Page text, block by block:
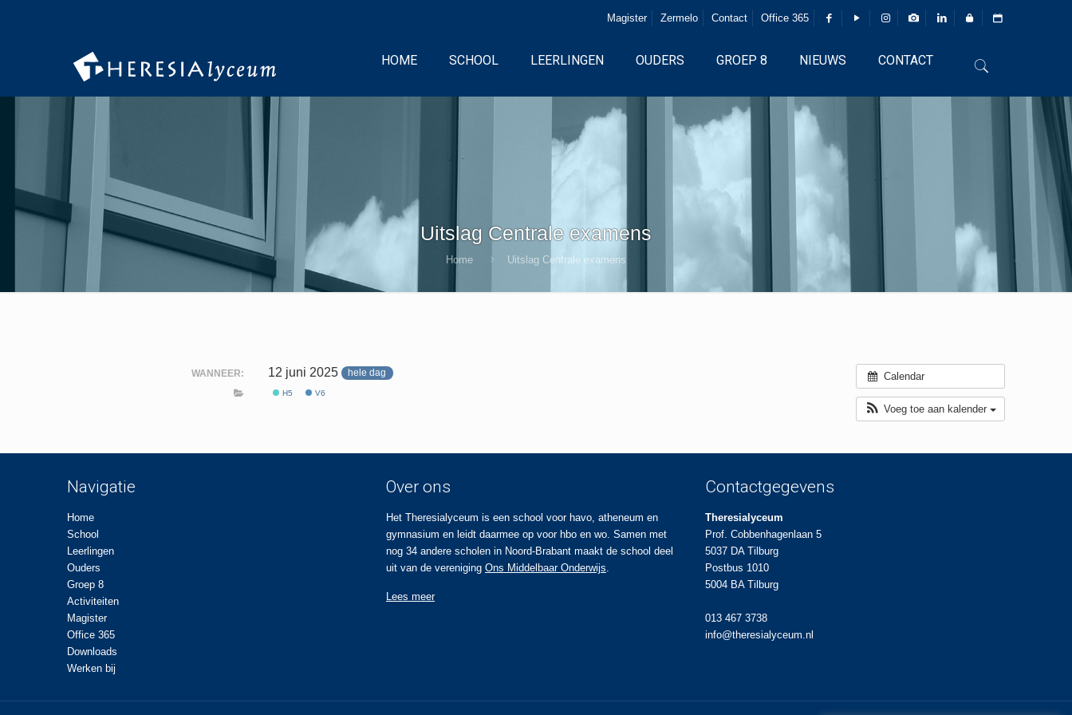
Magister Zermelo Contact Office 365
HOME SCHOOL LEERLINGEN OUDERS GROEP 8 NIEUWS CONTACT
Uitslag Centrale examens
Home Uitslag Centrale examens
Calendar
Voeg toe aan kalender
WANNEER: 12 juni 2025 hele dag
H5 V6
Navigatie
Home
School
Leerlingen
Ouders
Groep 8
Activiteiten
Magister
Office 365
Downloads
Werken bij
Over ons
Het Theresialyceum is een school voor havo, atheneum en
gymnasium en leidt daarmee op voor hbo en wo. Samen met
nog 34 andere scholen in Noord-Brabant maakt de school deel
uit van de vereniging Ons Middelbaar Onderwijs.
Lees meer
Contactgegevens
Theresialyceum
Prof. Cobbenhagenlaan 5
5037 DA Tilburg
Postbus 1010
5004 BA Tilburg
013 467 3738
info@theresialyceum.nl